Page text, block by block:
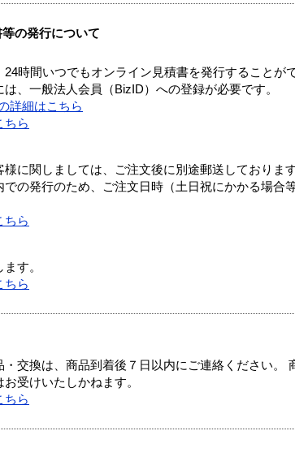
の発行について
時間いつでもオンライン見積書を発行することが
、一般法人会員（BizID）への登録が必要です。
詳細はこちら
ちら
に関しましては、ご注文後に別途郵送しております
の発行のため、ご注文日時（土日祝にかかる場合
ちら
す。
ちら
交換は、商品到着後７日以内にご連絡ください。
受けいたしかねます。
ちら